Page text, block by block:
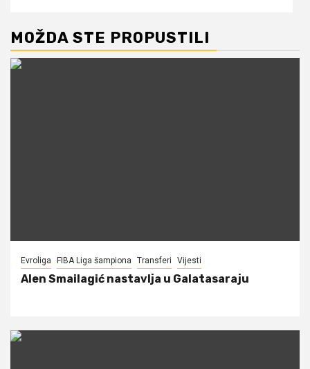
MOŽDA STE PROPUSTILI
Evroliga FIBA Liga šampiona Transferi Vijesti
Alen Smailagić nastavlja u Galatasaraju